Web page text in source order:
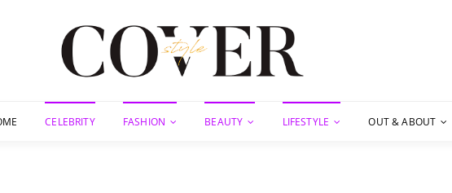
CELEBRITY FASHION BEAUTY LIFESTYLE OUT & ABOUT